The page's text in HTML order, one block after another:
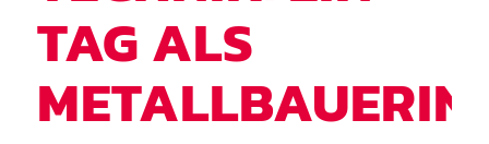
TAG ALS
METALLBAUERIN